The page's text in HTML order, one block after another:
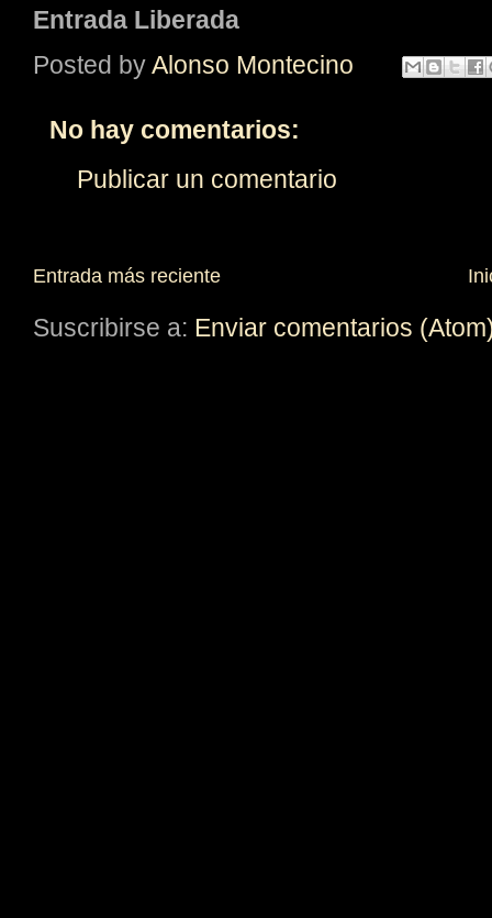
Entrada Liberada
Posted byAlonso Montecino
No hay comentarios:
Publicar un comentario
Entrada más reciente
Suscribirse a: Enviar comentarios